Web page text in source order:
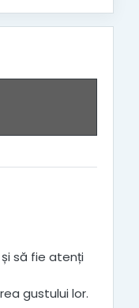
să fie atenți
gustului lor.